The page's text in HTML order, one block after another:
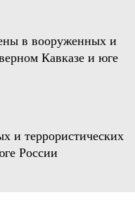
в вооруженных и
Кавказе и юге
и террористических
России